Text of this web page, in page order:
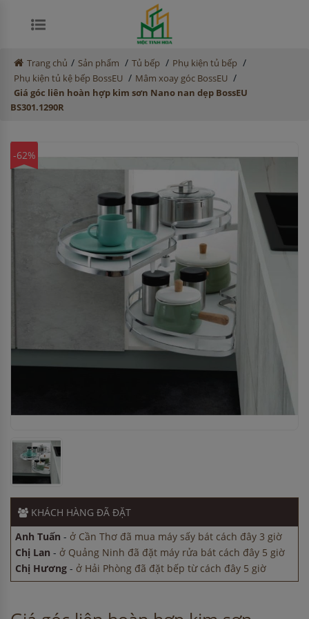
Trang chủ / Sản phẩm / Tủ bếp / Phụ kiện tủ bếp /
Phụ kiện tủ kệ bếp BossEU / Mâm xoay góc BossEU /
Giá góc liên hoàn hợp kim sơn Nano nan dẹp BossEU
BS301.1290R
-62%
KHÁCH HÀNG ĐÃ ĐẶT
Chị Hương
Anh Quang
Chị Lan- ở Hà Nội đã đặt lò vi sóng cách đây 2 giờ
Anh Tuấn - ở Cần Thơ đã mua máy sấy bát cách đây 3 giờ
Chị Lan - ở Quảng Ninh đã đặt máy rửa bát cách đây 5 giờ
Chị Hương - ở Hải Phòng đã đặt bếp từ cách đây 5 giờ
Anh Quang-ở Hải Dương đã đặt máy rửa bát cách đây 2
Chị Lan
- ở Hà Nội đã đặt lò vi sóng cách đây 2 giờ